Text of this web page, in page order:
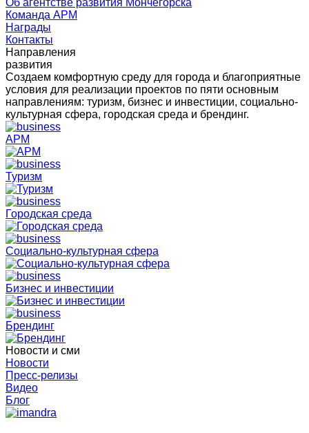
Команда АРМ
Награды
Контакты
Направления
развития
Создаем комфортную среду для города и благоприятные
условия для реализации проектов по пяти основным
направлениям: туризм, бизнес и инвестиции, социально-
культурная сфера, городская среда и брендинг.
АРМ
Туризм
Городская среда
Социально-культурная сфера
Бизнес и инвестиции
Брендинг
Новости и сми
Новости
Пресс-релизы
Видео
Блог